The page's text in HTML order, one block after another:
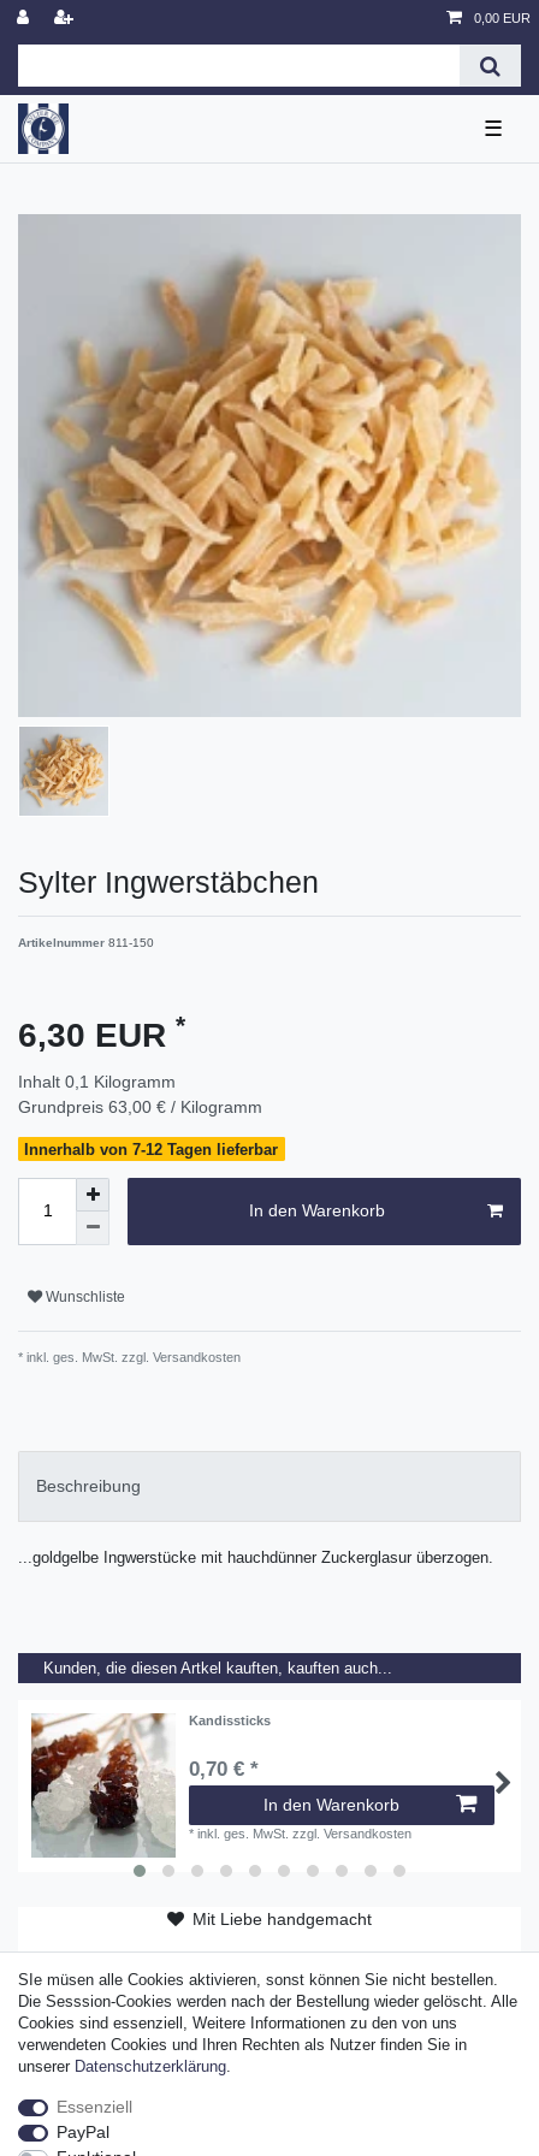
0,00 EUR
☰
Sylter Ingwerstäbchen
Artikelnummer 811-150
6,30 EUR *
Inhalt 0,1 Kilogramm
Grundpreis 63,00 € / Kilogramm
Innerhalb von 7-12 Tagen lieferbar
In den Warenkorb
Wunschliste
* inkl. ges. MwSt. zzgl. Versandkosten
Beschreibung
...goldgelbe Ingwerstücke mit hauchdünner Zuckerglasur überzogen.
Kunden, die diesen Artkel kauften, kauften auch...
Kandissticks
0,70 € *
In den Warenkorb
*inkl. ges. MwSt. zzgl.Versandkosten
Mit Liebe handgemacht
Original Sylter Produkt
Widerrufs­recht
SIe müsen alle Cookies aktivieren, sonst können Sie nicht bestellen.
Die Sesssion-Cookies werden nach der Bestellung wieder gelöscht. Alle
Cookies sind essenziell, Weitere Informationen zu den von uns
verwendeten Cookies und Ihren Rechten als Nutzer finden Sie in
unserer Daten­schutz­erklärung.
Essenziell
PayPal